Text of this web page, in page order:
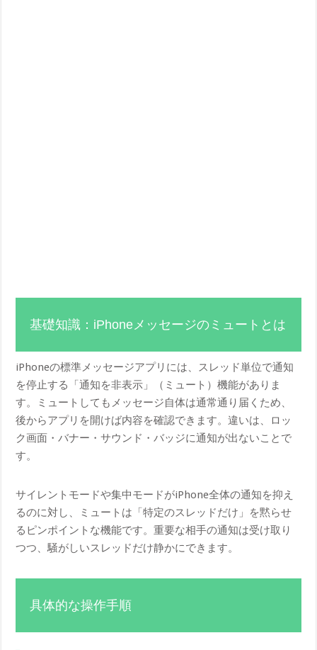
基礎知識：iPhoneメッセージのミュートとは
iPhoneの標準メッセージアプリには、スレッド単位で通知
を停止する「通知を非表示」（ミュート）機能がありま
す。ミュートしてもメッセージ自体は通常通り届くため、
後からアプリを開けば内容を確認できます。違いは、ロッ
ク画面・バナー・サウンド・バッジに通知が出ないことで
す。
サイレントモードや集中モードがiPhone全体の通知を抑え
るのに対し、ミュートは「特定のスレッドだけ」を黙らせ
るピンポイントな機能です。重要な相手の通知は受け取り
つつ、騒がしいスレッドだけ静かにできます。
具体的な操作手順